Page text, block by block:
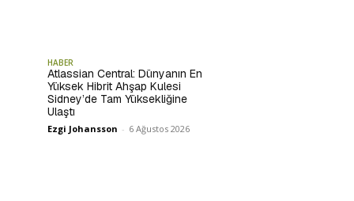
HABER
Atlassian Central: Dünyanın En
Yüksek Hibrit Ahşap Kulesi
Sidney’de Tam Yüksekliğine
Ulaştı
Ezgi Johansson - 6 Ağustos 2026